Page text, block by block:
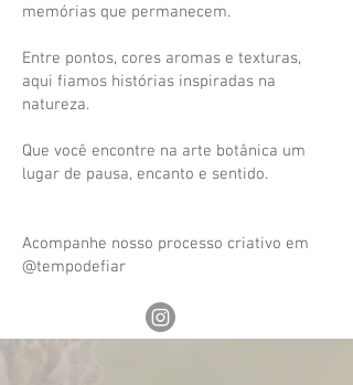
memórias que permanecem.
Entre pontos, cores aromas e texturas,
aqui fiamos histórias inspiradas na
natureza.
Que você encontre na arte botânica um
lugar de pausa, encanto e sentido.
Acompanhe nosso processo criativo em
@tempodefiar